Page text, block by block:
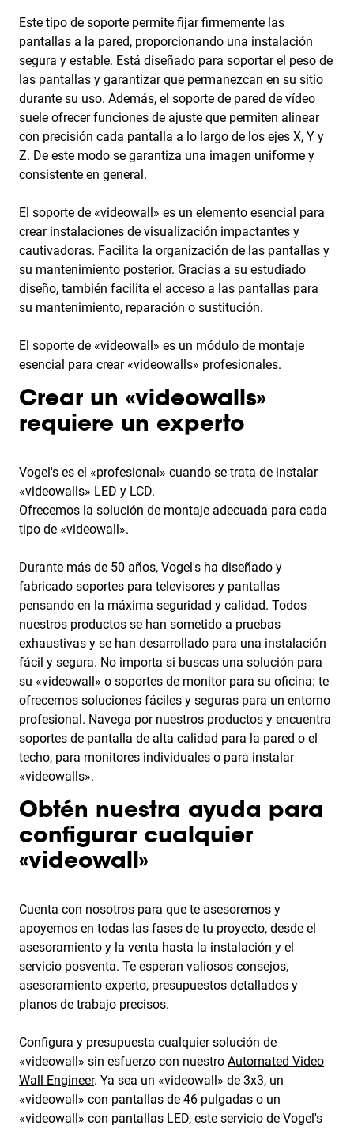
Este tipo de soporte permite fijar firmemente las
pantallas a la pared, proporcionando una instalación
segura y estable. Está diseñado para soportar el peso de
las pantallas y garantizar que permanezcan en su sitio
durante su uso. Además, el soporte de pared de vídeo
suele ofrecer funciones de ajuste que permiten alinear
con precisión cada pantalla a lo largo de los ejes X, Y y
Z. De este modo se garantiza una imagen uniforme y
consistente en general.
El soporte de «videowall» es un elemento esencial para
crear instalaciones de visualización impactantes y
cautivadoras. Facilita la organización de las pantallas y
su mantenimiento posterior. Gracias a su estudiado
diseño, también facilita el acceso a las pantallas para
su mantenimiento, reparación o sustitución.
El soporte de «videowall» es un módulo de montaje
esencial para crear «videowalls» profesionales.
Crear un «videowalls»
requiere un experto
Vogel's es el «profesional» cuando se trata de instalar
«videowalls» LED y LCD.
Ofrecemos la solución de montaje adecuada para cada
tipo de «videowall».
Durante más de 50 años, Vogel's ha diseñado y
fabricado soportes para televisores y pantallas
pensando en la máxima seguridad y calidad. Todos
nuestros productos se han sometido a pruebas
exhaustivas y se han desarrollado para una instalación
fácil y segura. No importa si buscas una solución para
su «videowall» o soportes de monitor para su oficina: te
ofrecemos soluciones fáciles y seguras para un entorno
profesional. Navega por nuestros productos y encuentra
soportes de pantalla de alta calidad para la pared o el
techo, para monitores individuales o para instalar
«videowalls».
Obtén nuestra ayuda para
configurar cualquier
«videowall»
Cuenta con nosotros para que te asesoremos y
apoyemos en todas las fases de tu proyecto, desde el
asesoramiento y la venta hasta la instalación y el
servicio posventa. Te esperan valiosos consejos,
asesoramiento experto, presupuestos detallados y
planos de trabajo precisos.
Configura y presupuesta cualquier solución de
«videowall» sin esfuerzo con nuestro Automated Video
Wall Engineer. Ya sea un «videowall» de 3x3, un
«videowall» con pantallas de 46 pulgadas o un
«videowall» con pantallas LED, este servicio de Vogel's